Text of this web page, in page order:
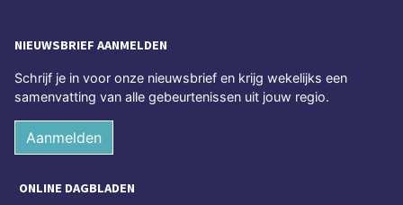
NIEUWSBRIEF AANMELDEN
Schrijf je in voor onze nieuwsbrief en krijg wekelijks een
samenvatting van alle gebeurtenissen uit jouw regio.
Aanmelden
ONLINE DAGBLADEN